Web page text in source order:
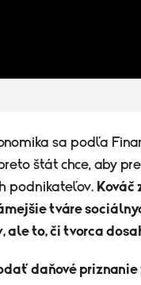
sa podľa
štát chce, aby
podnikateľov. Kováč
tváre
ale to, či tvorca
daňové